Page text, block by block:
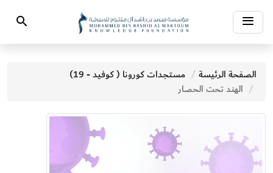
Toggle
navigation
Search
الصفحة الرئيسة
مستجدات كورونا ( كوفيد - 19)
الهند تحت الحصار